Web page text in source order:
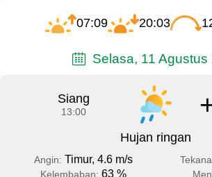
07:09 20:03
Selasa, 11 Agustus
Siang
13:00
Hujan ringan
Angin: Timur, 4.6 m/s
Kelembaban: 63 %